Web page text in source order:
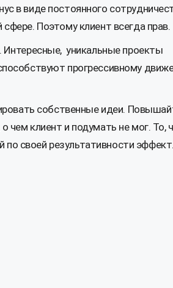
в виде постоянного
Поэтому клиент всегда прав.
уникальные проекты
прогрессивному
собственные идеи.
чем клиент и подумать не мог. То,
своей результативности эффект.